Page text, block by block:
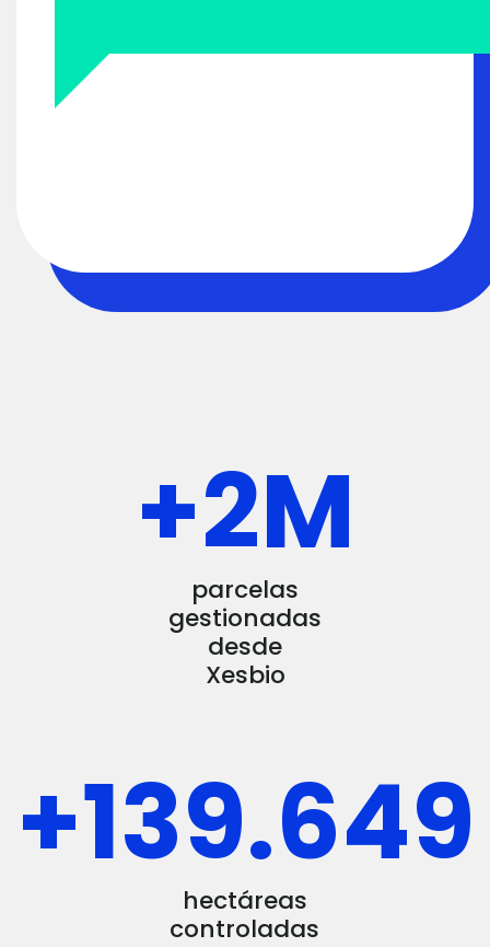
+2M
parcelas
gestionadas
desde
Xesbio
+140.000
hectáreas
controladas